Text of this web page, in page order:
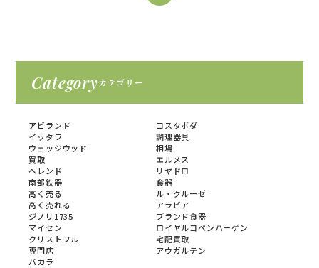
Categoryカテゴリー
アビランド
コスタボダ
イッタラ
調理器具
ウェッジウッド
相場
買取
エルメス
ヘレンド
リヤドロ
南部鉄器
食器
高く売る
ル・クルーゼ
高く売れる
アラビア
ジノリ1735
ブランド食器
マイセン
ロイヤルコペンハーゲン
クリストフル
宅配買取
専門店
アウガルテン
バカラ